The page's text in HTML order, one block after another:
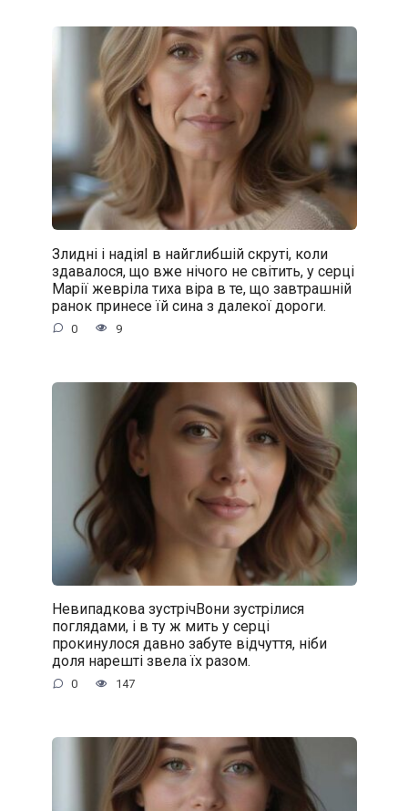
Злидні і надіяІ в найглибшій скруті, коли
здавалося, що вже нічого не світить, у серці
Марії жевріла тиха віра в те, що завтрашній
ранок принесе їй сина з далекої дороги.
0 9
Невипадкова зустрічВони зустрілися
поглядами, і в ту ж мить у серці
прокинулося давно забуте відчуття, ніби
доля нарешті звела їх разом.
0 147